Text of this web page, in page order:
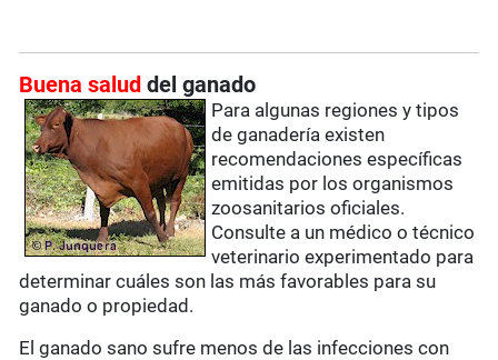
Buena salud del ganado
Para algunas regiones y tipos
de ganadería existen
recomendaciones específicas
emitidas por los organismos
zoosanitarios oficiales.
Consulte a un médico o técnico
veterinario experimentado para
determinar cuáles son las más favorables para su
ganado o propiedad.
El ganado sano sufre menos de las infecciones con